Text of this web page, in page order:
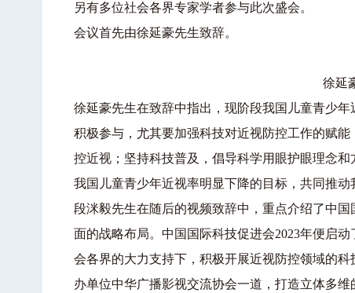
另有多位社会各界专家学者参与此次盛会。
会议首先由徐延豪先生致辞。
徐延
徐延豪先生在致辞中指出，现阶段我国儿童青少
积极参与，尤其要加强科技对近视防控工作的赋
控近视；坚持科技普及，倡导科学用眼护眼理念
我国儿童青少年近视率明显下降的目标，共同推动
段洣毅先生在随后的视频致辞中，重点介绍了中
面的战略布局。中国国际科技促进会2023年便启
会各界的大力支持下，积极开展近视防控领域的
办单位中华广播影视交流协会一道，打造立体多